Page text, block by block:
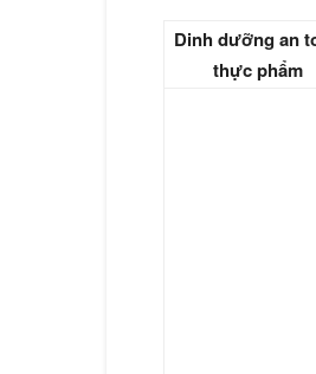
Dinh dưỡng an
thực phẩm